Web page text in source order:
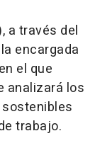
a través del
encargada
el que
analizará los
trabajo.